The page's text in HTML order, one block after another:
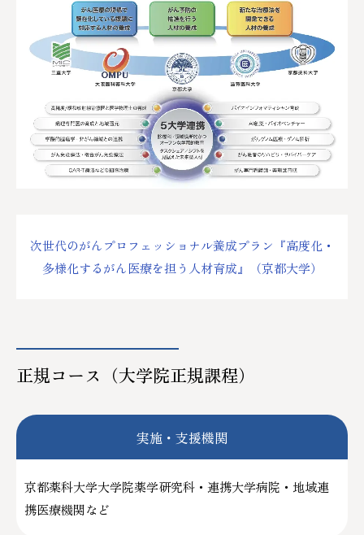
次世代のがんプロフェッショナル養成プラン『高度化・
多様化するがん医療を担う人材育成』（京都大学）
正規コース（大学院正規課程）
実施・支援機関
京都薬科大学大学院薬学研究科・連携大学病院・地域連
携医療機関など